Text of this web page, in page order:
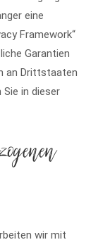
eine
Framework“
Garantien
an Drittstaaten
in dieser
wir mit